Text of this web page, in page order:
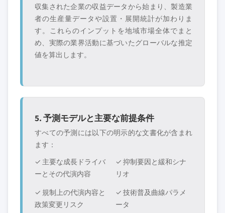
収集された企業の収益データから始まり、製造業
者の生産量データや設置・展開統計が加わりま
す。これらのインプットを地域市場全体でまと
め、実際の業界活動に基づいたグローバルな推定
値を算出します。
5. 予測モデルと主要な前提条件
すべての予測には以下の明示的な文書化が含まれ
ます：
✓ 主要な成長ドライバ
ーとその代演内容
✓ 抑制要因と緩和シナ
リオ
✓ 規制上の代演内容と
政策変更リスク
✓ 技術普及曲線パラメ
ータ